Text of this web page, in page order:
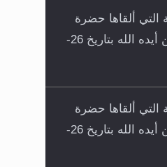
التي ألقاها حضرة
أمير المؤمنين أيده الله بتاريخ 26-
التي ألقاها حضرة
أمير المؤمنين أيده الله بتاريخ 26-